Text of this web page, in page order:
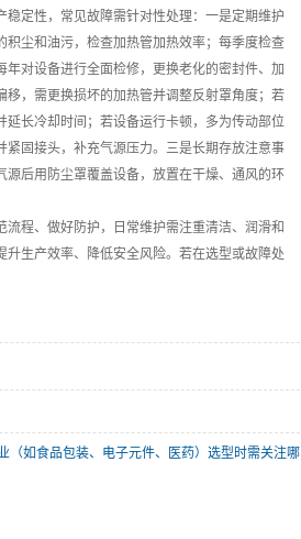
定性，常见故障需针对性处理：一是定期维护
尘和油污，检查加热管加热效率；每季度检查
对设备进行全面检修，更换老化的密封件、加
，需更换损坏的加热管并调整反射罩角度；若
长冷却时间；若设备运行卡顿，多为传动部位
固接头，补充气源压力。三是长期存放注意事
后用防尘罩覆盖设备，放置在干燥、通风的环
程、做好防护，日常维护需注重清洁、润滑和
生产效率、降低安全风险。若在选型或故障处
（如食品包装、电子元件、医药）选型时需关注哪